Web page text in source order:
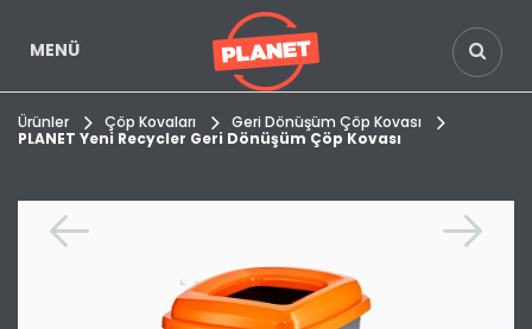
MENÜ
Ürünler Çöp Kovaları
Geri Dönüşüm Çöp Kovası
PLANET Yeni Recycler Geri Dönüşüm Çöp Kovası